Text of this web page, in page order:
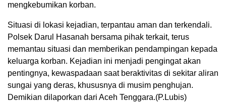
mengkebumikan korban.
Situasi di lokasi kejadian, terpantau aman dan terkendali.
Polsek Darul Hasanah bersama pihak terkait, terus
memantau situasi dan memberikan pendampingan kepada
keluarga korban. Kejadian ini menjadi pengingat akan
pentingnya, kewaspadaan saat beraktivitas di sekitar aliran
sungai yang deras, khususnya di musim penghujan.
Demikian dilaporkan dari Aceh Tenggara.(P.Lubis)